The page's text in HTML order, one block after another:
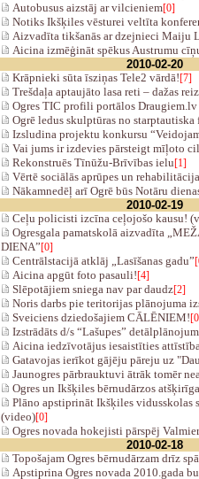
Autobusus aizstāj ar vilcieniem[0]
Notiks Ikšķiles vēsturei veltīta
Aizvadīta tikšanās ar dzejnieci Maiju
Aicina izmēģināt spēkus Austrumu
2010-02-20
Krāpnieki sūta īsziņas Tele2 vārdā![7]
Trešdaļa aptaujāto lasa reti – dažas
Ogres TIC profili portālos
Ogrē ledus skulptūras no starptautiska
Izsludina projektu konkursu
Vai jums ir izdevies pārsteigt mīļoto
Rekonstruēs Tīnūžu-Brīvības ielu[1]
Vērtē sociālās aprūpes un
Nākamnedēļ arī Ogrē būs Notāru
2010-02-19
Ceļu policisti izcīna ceļojošo kausu!
Ogresgala pamatskolā aizvadīta
DIENA”[0]
Centrālstacijā atklāj „Lasīšanas gadu”
Aicina apgūt foto pasauli![4]
Slēpotājiem sniega nav par daudz[2]
Noris darbs pie teritorijas plānojuma
Sveiciens dziedošajiem CĀLĒNIEM!
Izstrādāts d/s “Lašupes”
Aicina iedzīvotājus iesaistīties
Gatavojas ierīkot gājēju pāreju uz
Jaunogres pārbrauktuvi ātrāk tomēr
Ogres un Ikšķiles bērnudārzos
Plāno apstiprināt Ikšķiles vidusskolas
(video)[0]
Ogres novada hokejisti pārspēj
2010-02-18
Topošajam Ogres bērnudārzam drīz
Apstiprina Ogres novada 2010.gada